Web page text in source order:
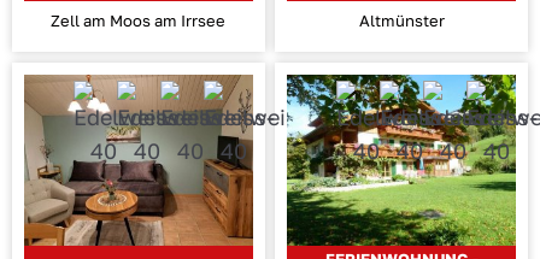
Zell am Moos am Irrsee Altmünster